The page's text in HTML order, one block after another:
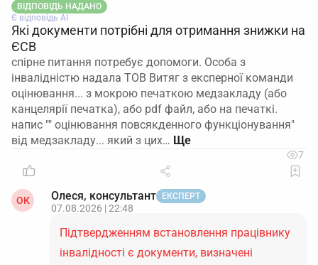
ВІДПОВІДЬ НАДАНО
Є відповідь АІ
Які документи потрібні для отримання знижки на
ЄСВ
спірне питання потребує допомоги. Особа з
інвалідністю надала ТОВ Витяг з експерної команди
оцінювання... з мокрою печаткою медзакладу (або
канцелярії печатка), або pdf файл, або на печаткі.
напис "" оцінювання повсякденного функціонування"
від медзакладу... який з цих…
7
ОК Олеся, консультант ЕКСПЕРТ
07.08.2026 | 22:48
Підтвердженням встановлення працівнику
інвалідності є документи, визначені